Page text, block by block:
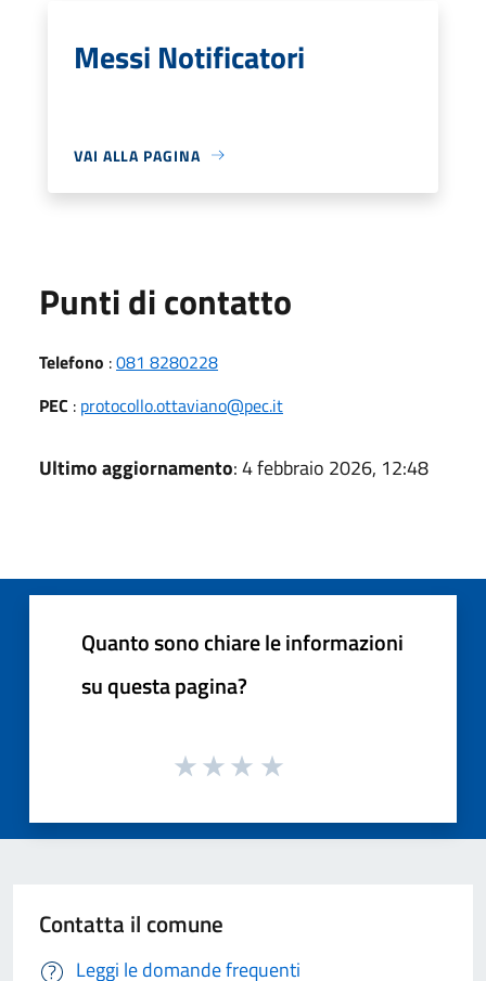
Messi Notificatori
VAI ALLA PAGINA
Punti di contatto
Telefono :081 8280228
PEC : protocollo.ottaviano@pec.it
Ultimo aggiornamento: 4 febbraio 2026, 12:48
Quanto sono chiare le informazioni
su questa pagina?
Contatta il comune
Leggi le domande frequenti